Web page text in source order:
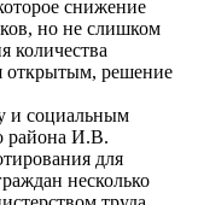
снижение
но не слишком
количества
открытым, решение
и социальным
района И.В.
для
несколько